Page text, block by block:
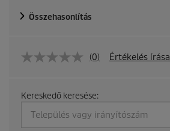
Összehasonlítás
(0) Értékelés írása
Kereskedő keresése: